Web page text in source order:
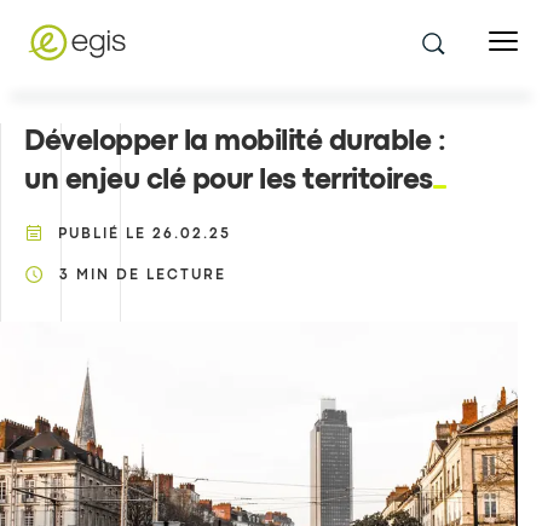
Développer la mobilité durable :
un enjeu clé pour les territoires
PUBLIÉ LE 26.02.25
3 MIN DE LECTURE